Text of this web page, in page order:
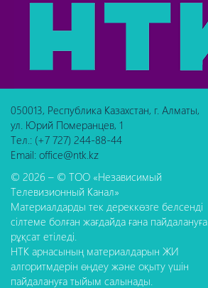
050013, Республика Казахстан, г. Алматы,
ул. Юрий Померанцев, 1
Тел.: (+7 727) 244-88-44
Email: office@ntk.kz
© 2026 – © ТОО «Независимый
Телевизионный Канал»
Материалдарды тек дереккөзге белсенді
сілтеме болған жағдайда ғана пайдалануға
рұқсат етіледі.
НТК арнасының материалдарын ЖИ
алгоритмдерін өңдеу және оқыту үшін
пайдалануға тыйым салынады.